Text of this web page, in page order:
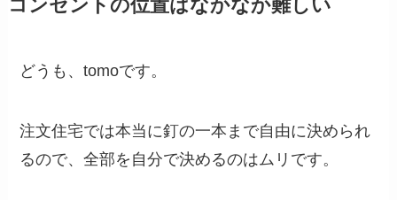
コンセントの位置はなかなか難しい
どうも、tomoです。
注文住宅では本当に釘の一本まで自由に決められ
るので、全部を自分で決めるのはムリです。